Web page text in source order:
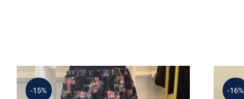
-15% -16%